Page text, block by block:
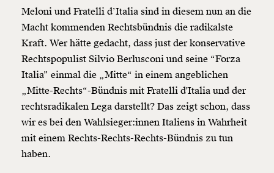
Meloni und Fratelli d’Italia sind in diesem nun an die
Macht kommenden Rechtsbündnis die radikalste
Kraft. Wer hätte gedacht, dass just der konservative
Rechtspopulist Silvio Berlusconi und seine “Forza
Italia” einmal die „Mitte“ in einem angeblichen
„Mitte-Rechts“-Bündnis mit Fratelli d'Italia und der
rechtsradikalen Lega darstellt? Das zeigt schon, dass
wir es bei den Wahlsieger:innen Italiens in Wahrheit
mit einem Rechts-Rechts-Rechts-Bündnis zu tun
haben.